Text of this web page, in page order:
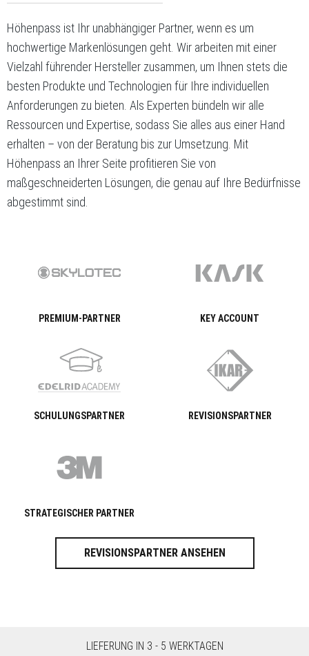
Höhenpass ist Ihr unabhängiger Partner, wenn es um
hochwertige Markenlösungen geht. Wir arbeiten mit einer
Vielzahl führender Hersteller zusammen, um Ihnen stets die
besten Produkte und Technologien für Ihre individuellen
Anforderungen zu bieten. Als Experten bündeln wir alle
Ressourcen und Expertise, sodass Sie alles aus einer Hand
erhalten – von der Beratung bis zur Umsetzung. Mit
Höhenpass an Ihrer Seite profitieren Sie von
maßgeschneiderten Lösungen, die genau auf Ihre Bedürfnisse
abgestimmt sind.
PREMIUM-PARTNER KEY ACCOUNT
SCHULUNGSPARTNER REVISIONSPARTNER
STRATEGISCHER PARTNER
REVISIONSPARTNER ANSEHEN
LIEFERUNG IN 3 - 5 WERKTAGEN